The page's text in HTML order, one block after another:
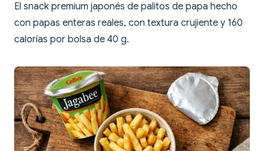
El snack premium japonés de palitos de papa hecho
con papas enteras reales, con textura crujiente y 160
calorías por bolsa de 40 g.